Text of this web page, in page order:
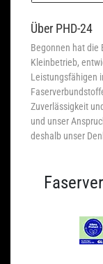
Über PHD-24
Begonnen hat die
Kleinbetrieb,
Leistungsfähigen
Zuverlässigkeit
und unser
deshalb unser